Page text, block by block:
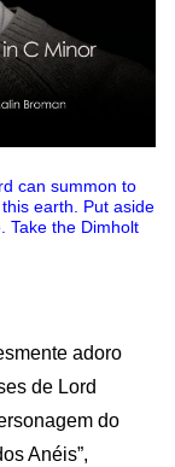
can summon to
earth. Put aside
Take the Dimholt
adoro
de Lord
do
Anéis”,